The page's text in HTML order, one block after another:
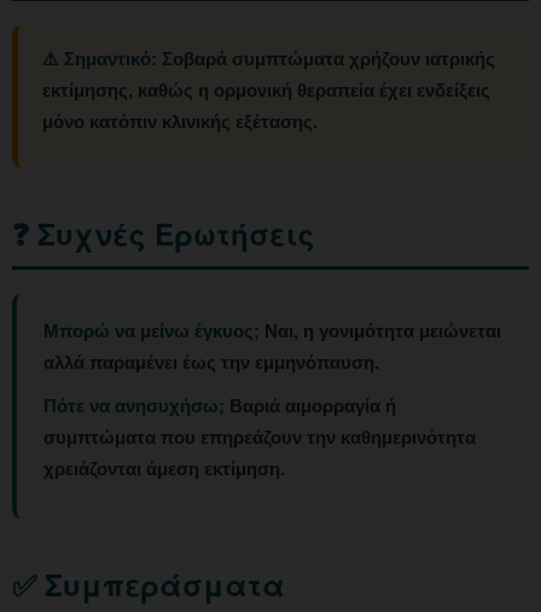
⚠️ Σημαντικό: Σοβαρά συμπτώματα χρήζουν ιατρικής
εκτίμησης, καθώς η ορμονική θεραπεία έχει ενδείξεις
μόνο κατόπιν κλινικής εξέτασης.
❓ Συχνές Ερωτήσεις
Μπορώ να μείνω έγκυος; Ναι, η γονιμότητα μειώνεται
αλλά παραμένει έως την εμμηνόπαυση.
Πότε να ανησυχήσω; Βαριά αιμορραγία ή
συμπτώματα που επηρεάζουν την καθημερινότητα
χρειάζονται άμεση εκτίμηση.
✅ Συμπεράσματα